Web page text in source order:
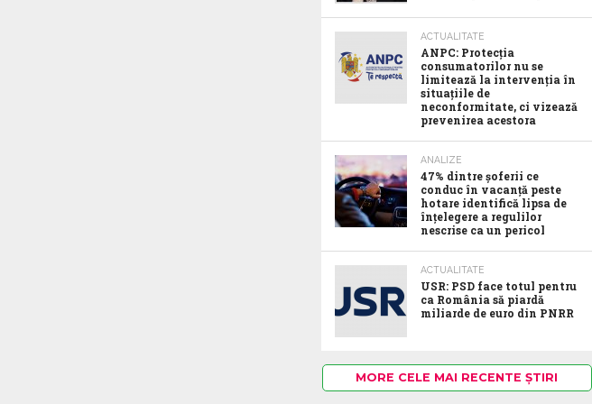
ACTUALITATE
ANPC: Protecția
consumatorilor nu se
limitează la intervenția în
situațiile de
neconformitate, ci vizează
prevenirea acestora
ANALIZE
47% dintre șoferii ce
conduc în vacanță peste
hotare identifică lipsa de
înțelegere a regulilor
nescrise ca un pericol
ACTUALITATE
USR: PSD face totul pentru
ca România să piardă
miliarde de euro din PNRR
MORE CELE MAI RECENTE ȘTIRI